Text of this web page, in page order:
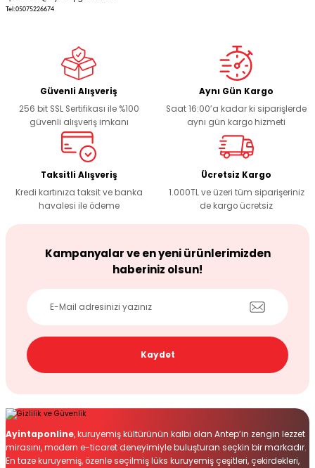
Tel:05075226674
Güvenli Alışveriş
256 bit SSL Sertifikası ile %100
güvenli alışveriş imkanı
Aynı Gün Kargo
Saat 16:00’a kadar ki siparişlerde
aynı gün kargo hizmeti
Taksitli Alışveriş
Kredi kartınıza taksit ve banka
havalesi ile ödeme
Ücretsiz Kargo
1.000TL ve üzeri tüm siparişeriniz
de kargo ücretsiz
Kampanyalar ve en yeni ürünlerimizden
haberiniz olsun!
Kaydet
Ayintaponline, kuruyemiş kültürünün kalbi olan Antep’in zengin lezzet
mirasını, modern e-ticaret deneyimiyle buluşturan seçkin bir markadır.
En taze kuruyemiş, özenle seçilmiş lüks kuruyemiş çeşitleri, çekirdekleri,